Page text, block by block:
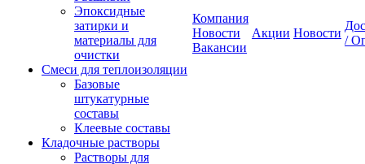
Эпоксидные
затирки и
материалы для
очистки
Смеси для теплоизоляции
Базовые
штукатурные
составы
Клеевые составы
Кладочные растворы
Растворы для
Компания
Новости
Вакансии
Акции Новости
/